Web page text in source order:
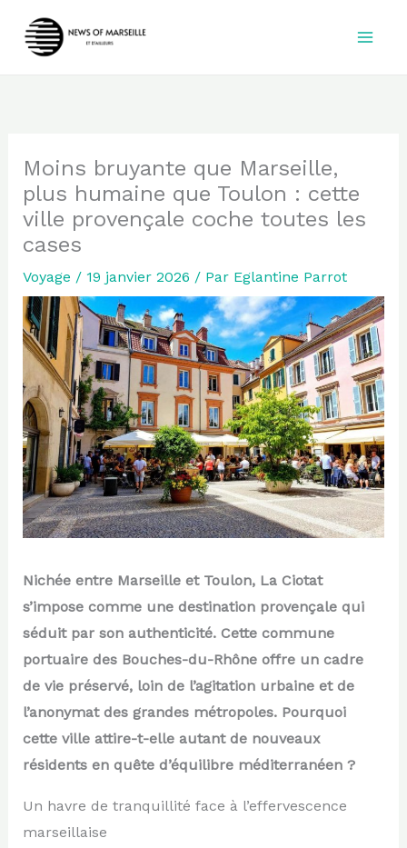
Moins bruyante que Marseille,
plus humaine que Toulon : cette
ville provençale coche toutes les
cases
Voyage / 19 janvier 2026 / Par Eglantine Parrot
Nichée entre Marseille et Toulon, La Ciotat
s’impose comme une destination provençale qui
séduit par son authenticité. Cette commune
portuaire des Bouches-du-Rhône offre un cadre
de vie préservé, loin de l’agitation urbaine et de
l’anonymat des grandes métropoles. Pourquoi
cette ville attire-t-elle autant de nouveaux
résidents en quête d’équilibre méditerranéen ?
Un havre de tranquillité face à l’effervescence
marseillaise